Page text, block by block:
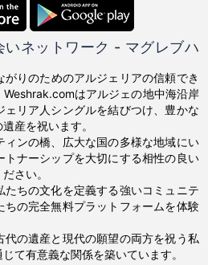
ネットワーク - マグレブハ
りのためのアルジェリアの信頼でき
はアルジェの地中海沿岸
リア人シングルを結びつけ、豊かな
産を祝います。
ィンの橋、広大な国の多様な地域にい
トナーシップを大切にする相性の良い
さい。
ちの文化を定義する強いコミュニテ
ちの完全無料プラットフォームを体験
の遺産と現代の願望の両方を祝う私
て有意義な関係を築いています。